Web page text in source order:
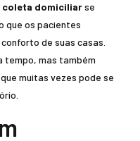
coleta domiciliarse
que os pacientes
de suas casas.
tempo, mas também
muitas vezes pode se